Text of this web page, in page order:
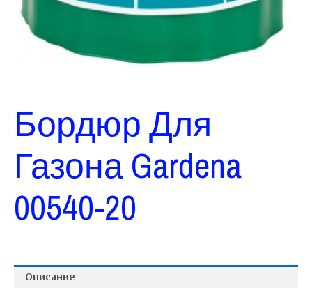
Бордюр Для
Газона Gardena
00540-20
Описание